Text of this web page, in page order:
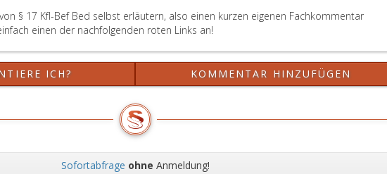
§ 17 Kfl-Bef Bed selbst erläutern, also einen kurzen eigenen Fachkommentar
einen der nachfolgenden roten Links an!
ICH? KOMMENTAR HINZUFÜGEN
Sofortabfrage ohne Anmeldung!